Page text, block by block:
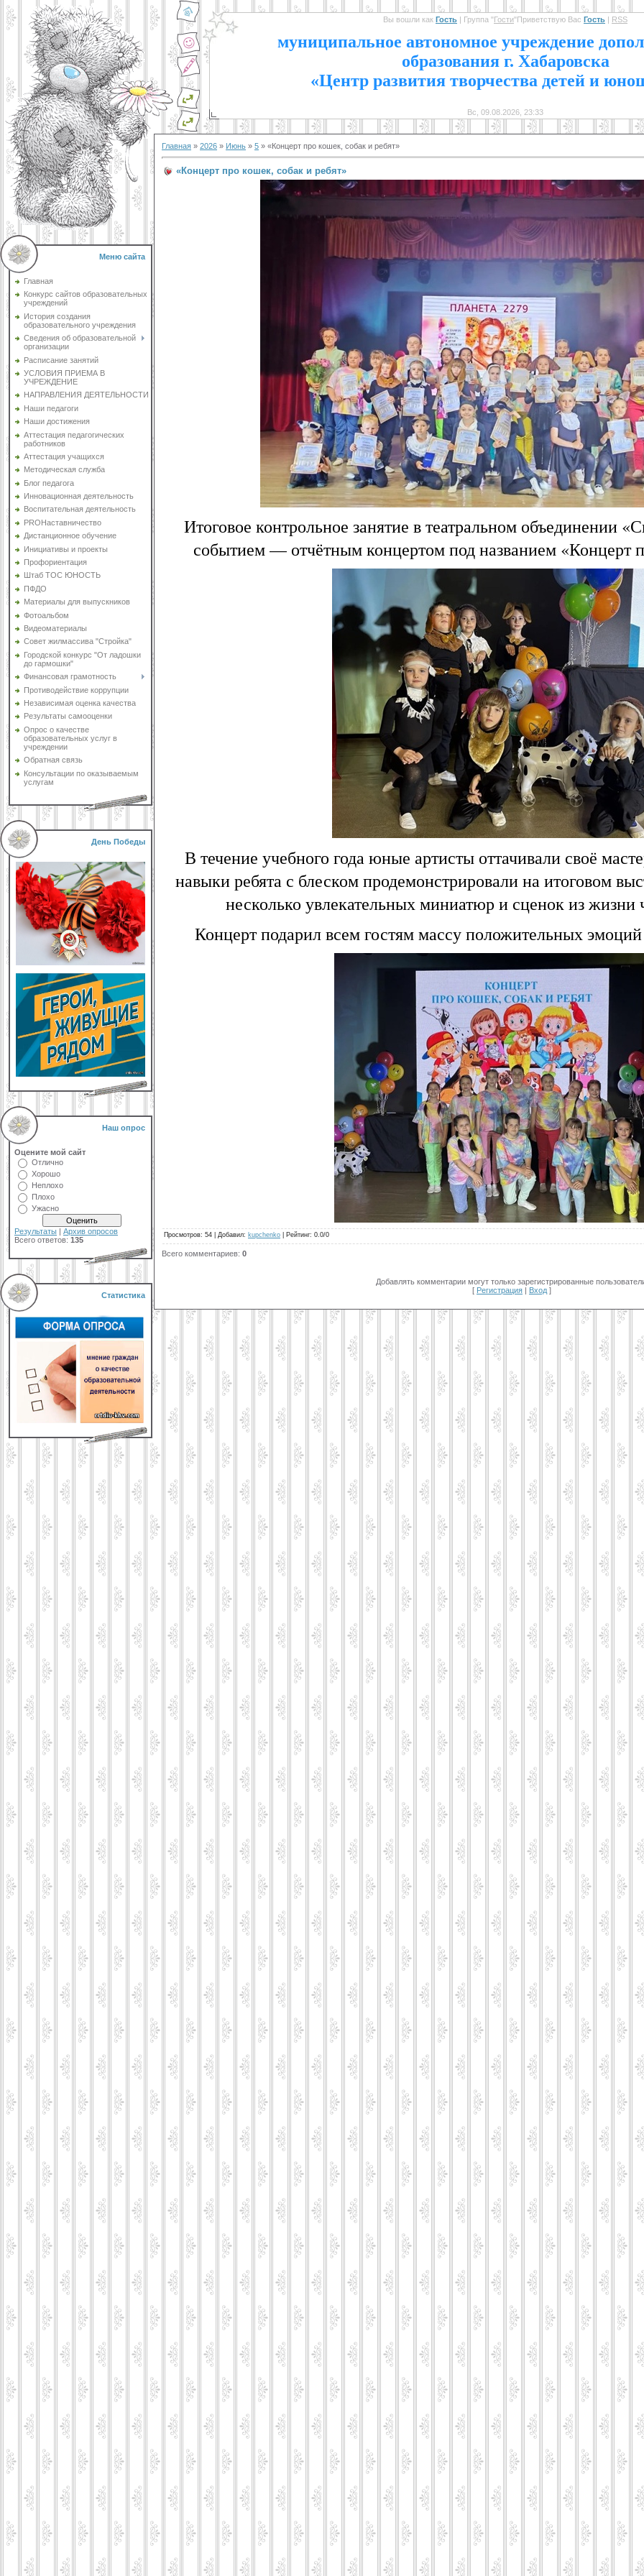
Меню сайта
Главная
Конкурс сайтов образовательных
учреждений
История создания
образовательного учреждения
Сведения об образовательной
организации
Расписание занятий
УСЛОВИЯ ПРИЕМА В
УЧРЕЖДЕНИЕ
НАПРАВЛЕНИЯ ДЕЯТЕЛЬНОСТИ
Наши педагоги
Наши достижения
Аттестация педагогических
работников
Аттестация учащихся
Методическая служба
Блог педагога
Инновационная деятельность
Воспитательная деятельность
PROНаставничество
Дистанционное обучение
Инициативы и проекты
Профориентация
Штаб ТОС ЮНОСТЬ
ПФДО
Материалы для выпускников
Фотоальбом
Видеоматериалы
Совет жилмассива "Стройка"
Городской конкурс "От ладошки
до гармошки"
Финансовая грамотность
Противодействие коррупции
Независимая оценка качества
Результаты самооценки
Опрос о качестве
образовательных услуг в
учреждении
Обратная связь
Консультации по оказываемым
услугам
День Победы
Наш опрос
Оцените мой сайт
Отлично
Хорошо
Неплохо
Плохо
Ужасно
Результаты | Архив опросов
Всего ответов: 135
Статистика
Вы вошли как Гость | Группа "Гости"Приветствую Вас Гость | RSS
муниципальное автономное учреждение
образования г. Хабаровска
«Центр развития творчества детей и
Вс, 09.08.2026, 23:33
Главная » 2026 » Июнь » 5 » «Концерт про кошек, собак и ребят»
«Концерт про кошек, собак и ребят»
Итоговое контрольное занятие в театральном объединении
событием — отчётным концертом под названием «Концерт
В течение учебного года юные артисты оттачивали своё
навыки ребята с блеском продемонстрировали на итоговом
несколько увлекательных миниатюр и сценок из жизни
Концерт подарил всем гостям массу положительных
Просмотров: 54 Добавил: kupchenko Рейтинг: 0.0/0
Всего комментариев: 0
Добавлять комментарии могут только зарегистрированные
[ Регистрация | Вход ]